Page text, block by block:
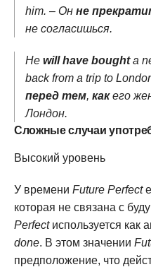
him. – Он не
не согласишься.
He will have boughta
back from a trip to
перед тем, какего
Лондон.
Сложные случаи
Высокий уровень
У времени Future Perfect
которая не связана с
Perfectиспользуется как
done. В этом значении
предположение, что